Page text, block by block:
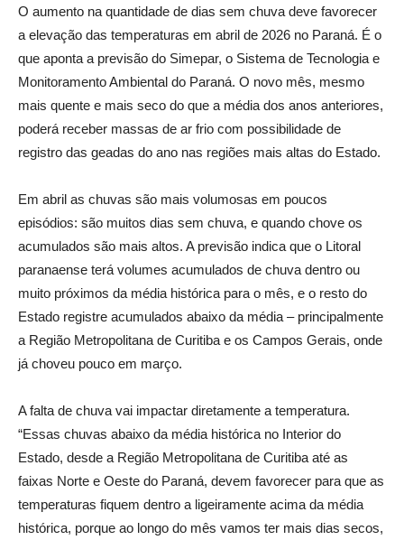
O aumento na quantidade de dias sem chuva deve favorecer
a elevação das temperaturas em abril de 2026 no Paraná. É o
que aponta a previsão do Simepar, o Sistema de Tecnologia e
Monitoramento Ambiental do Paraná. O novo mês, mesmo
mais quente e mais seco do que a média dos anos anteriores,
poderá receber massas de ar frio com possibilidade de
registro das geadas do ano nas regiões mais altas do Estado.
Em abril as chuvas são mais volumosas em poucos
episódios: são muitos dias sem chuva, e quando chove os
acumulados são mais altos. A previsão indica que o Litoral
paranaense terá volumes acumulados de chuva dentro ou
muito próximos da média histórica para o mês, e o resto do
Estado registre acumulados abaixo da média – principalmente
a Região Metropolitana de Curitiba e os Campos Gerais, onde
já choveu pouco em março.
A falta de chuva vai impactar diretamente a temperatura.
“Essas chuvas abaixo da média histórica no Interior do
Estado, desde a Região Metropolitana de Curitiba até as
faixas Norte e Oeste do Paraná, devem favorecer para que as
temperaturas fiquem dentro a ligeiramente acima da média
histórica, porque ao longo do mês vamos ter mais dias secos,